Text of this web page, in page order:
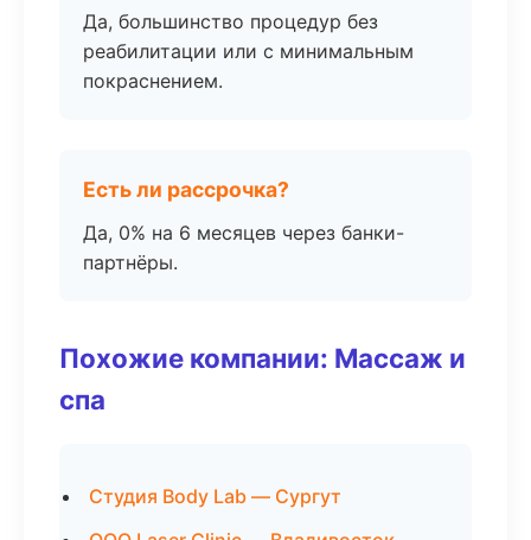
Да, большинство процедур без
реабилитации или с минимальным
покраснением.
Есть ли рассрочка?
Да, 0% на 6 месяцев через банки-
партнёры.
Похожие компании: Массаж и
спа
Студия Body Lab — Сургут